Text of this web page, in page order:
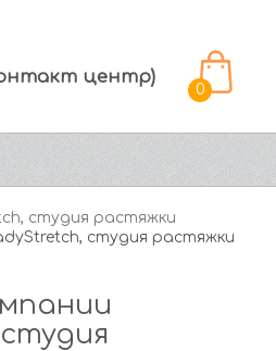
центр)
0
студия растяжки
студия растяжки